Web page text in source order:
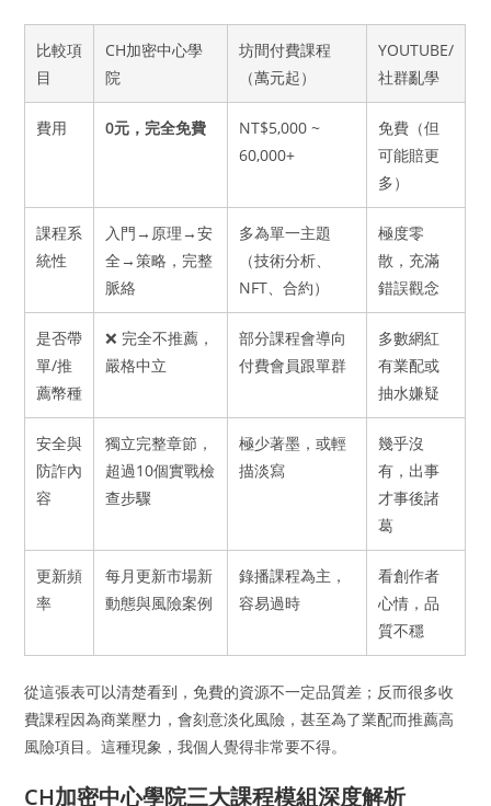
比較項
目
CH加密中心學
院
坊間付費課程
（萬元起）
YOUTUBE/
社群亂學
費用 0元，完全免費
NT$5,000 ~
60,000+
免費（但
可能賠更
多）
課程系
統性
入門→原理→安
全→策略，完整
脈絡
多為單一主題
（技術分析、
NFT、合約）
極度零
散，充滿
錯誤觀念
是否帶
單/推
薦幣種
❌ 完全不推薦，
嚴格中立
部分課程會導向
付費會員跟單群
多數網紅
有業配或
抽水嫌疑
安全與
防詐內
容
獨立完整章節，
超過10個實戰檢
查步驟
極少著墨，或輕
描淡寫
幾乎沒
有，出事
才事後諸
葛
更新頻
率
每月更新市場新
動態與風險案例
錄播課程為主，
容易過時
看創作者
心情，品
質不穩
從這張表可以清楚看到，免費的資源不一定品質差；反而很多收
費課程因為商業壓力，會刻意淡化風險，甚至為了業配而推薦高
風險項目。這種現象，我個人覺得非常要不得。
CH加密中心學院三大課程模組深度解析